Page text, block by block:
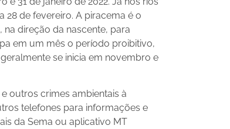
28 de fevereiro. A piracema é o
direção da nascente, para
em um mês o período proibitivo,
se inicia em novembro e
outros crimes ambientais à
telefones para informações e
da Sema ou aplicativo MT